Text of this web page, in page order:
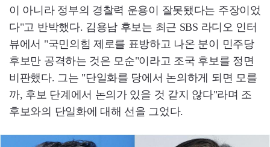
이 아니라 정부의 경찰력 운용이 잘못됐다는 주장이었
다"고 반박했다. 김용남 후보는 최근 SBS 라디오 인터
뷰에서 "국민의힘 제로를 표방하고 나온 분이 민주당
후보만 공격하는 것은 모순"이라고 조국 후보를 정면
비판했다. 그는 "단일화를 당에서 논의하게 되면 모를
까, 후보 단계에서 논의가 있을 것 같지 않다"라며 조
후보와의 단일화에 대해 선을 그었다.